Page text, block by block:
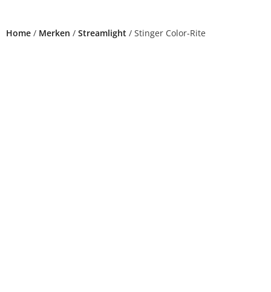
Home / Merken / Streamlight / Stinger Color-Rite